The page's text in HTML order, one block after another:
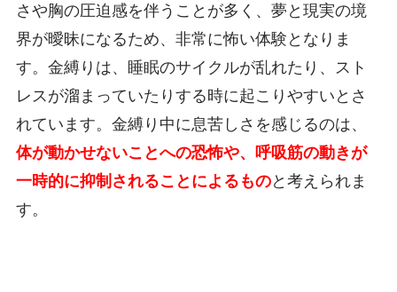
さや胸の圧迫感を伴うことが多く、夢と現実の境
界が曖昧になるため、非常に怖い体験となりま
す。金縛りは、睡眠のサイクルが乱れたり、スト
レスが溜まっていたりする時に起こりやすいとさ
れています。金縛り中に息苦しさを感じるのは、
体が動かせないことへの恐怖や、呼吸筋の動きが
一時的に抑制されることによるものと考えられま
す。